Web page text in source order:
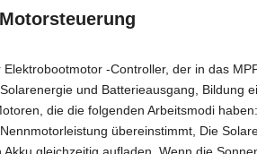
-Controller, der in das
und Batterieausgang, Bildung
die die folgenden Arbeitsmodi
übereinstimmt, Die